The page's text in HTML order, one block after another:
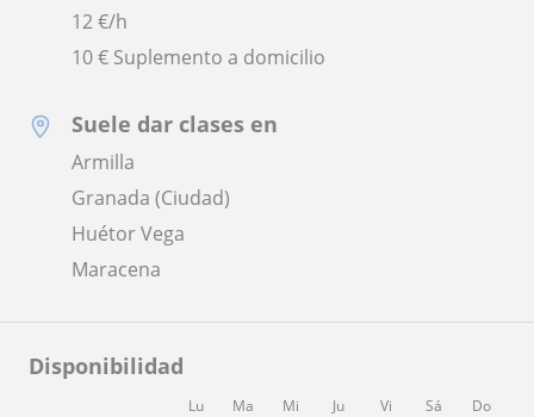
12€/h
10 € Suplemento a domicilio
Suele dar clases en
Armilla
Granada (Ciudad)
Huétor Vega
Maracena
Disponibilidad
Lu Ma Mi Ju Vi Sá Do